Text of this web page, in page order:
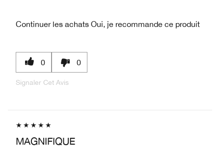
Continuer les achats Oui, je recommande ce produit
0 0
Signaler Cet Avis
MAGNIFIQUE